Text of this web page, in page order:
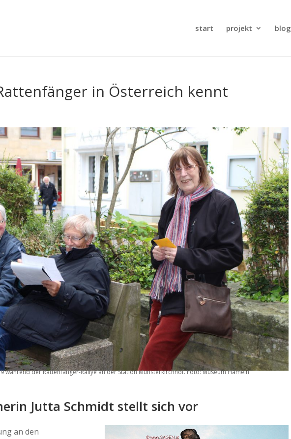
start projekt blog
in Österreich kennt
während der Rattenfänger-Rallye an der Station Münsterkirchhof. Foto: Museum Hameln
Jutta Schmidt stellt sich vor
an den